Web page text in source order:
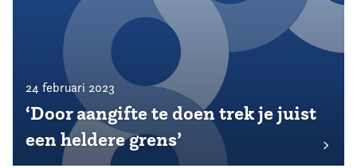
24 februari 2023
‘Door aangifte te doen trek je juist
een heldere grens’